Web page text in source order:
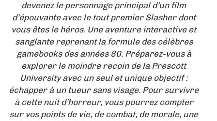
devenez le personnage principal d’un film
d’épouvante avec le tout premier Slasher dont
vous êtes le héros. Une aventure interactive et
sanglante reprenant la formule des célèbres
gamebooks des années 80. Préparez-vous à
explorer le moindre recoin de la Prescott
University avec un seul et unique objectif :
échapper à un tueur sans visage. Pour survivre
à cette nuit d’horreur, vous pourrez compter
sur vos points de vie, de combat, de morale, une